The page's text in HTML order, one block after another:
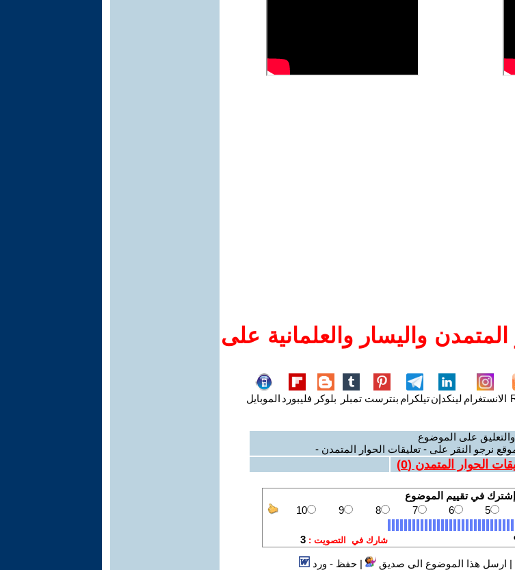
واليسار والعلمانية على
الانستغرام لينكدإنتيلكرام بنترست تمبلر بلوكر فليبورد الموبايل
على الموضوع
نرجو النقر على - تعليقات الحوار المتمدن -
الحوار المتمدن (0
)
| ارسل هذا الموضوع الى صديق |حفظ - ورد